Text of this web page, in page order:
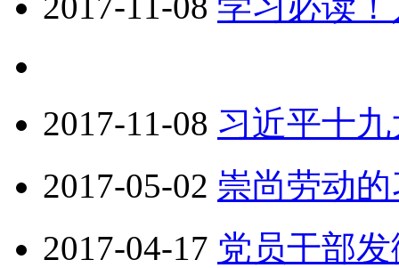
2017-11-08 习近平十
2017-05-02 崇尚劳动
2017-04-17 党员干部